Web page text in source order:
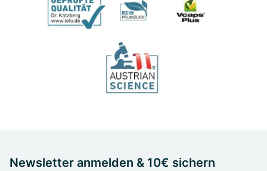
Newsletter anmelden & 10€ sichern